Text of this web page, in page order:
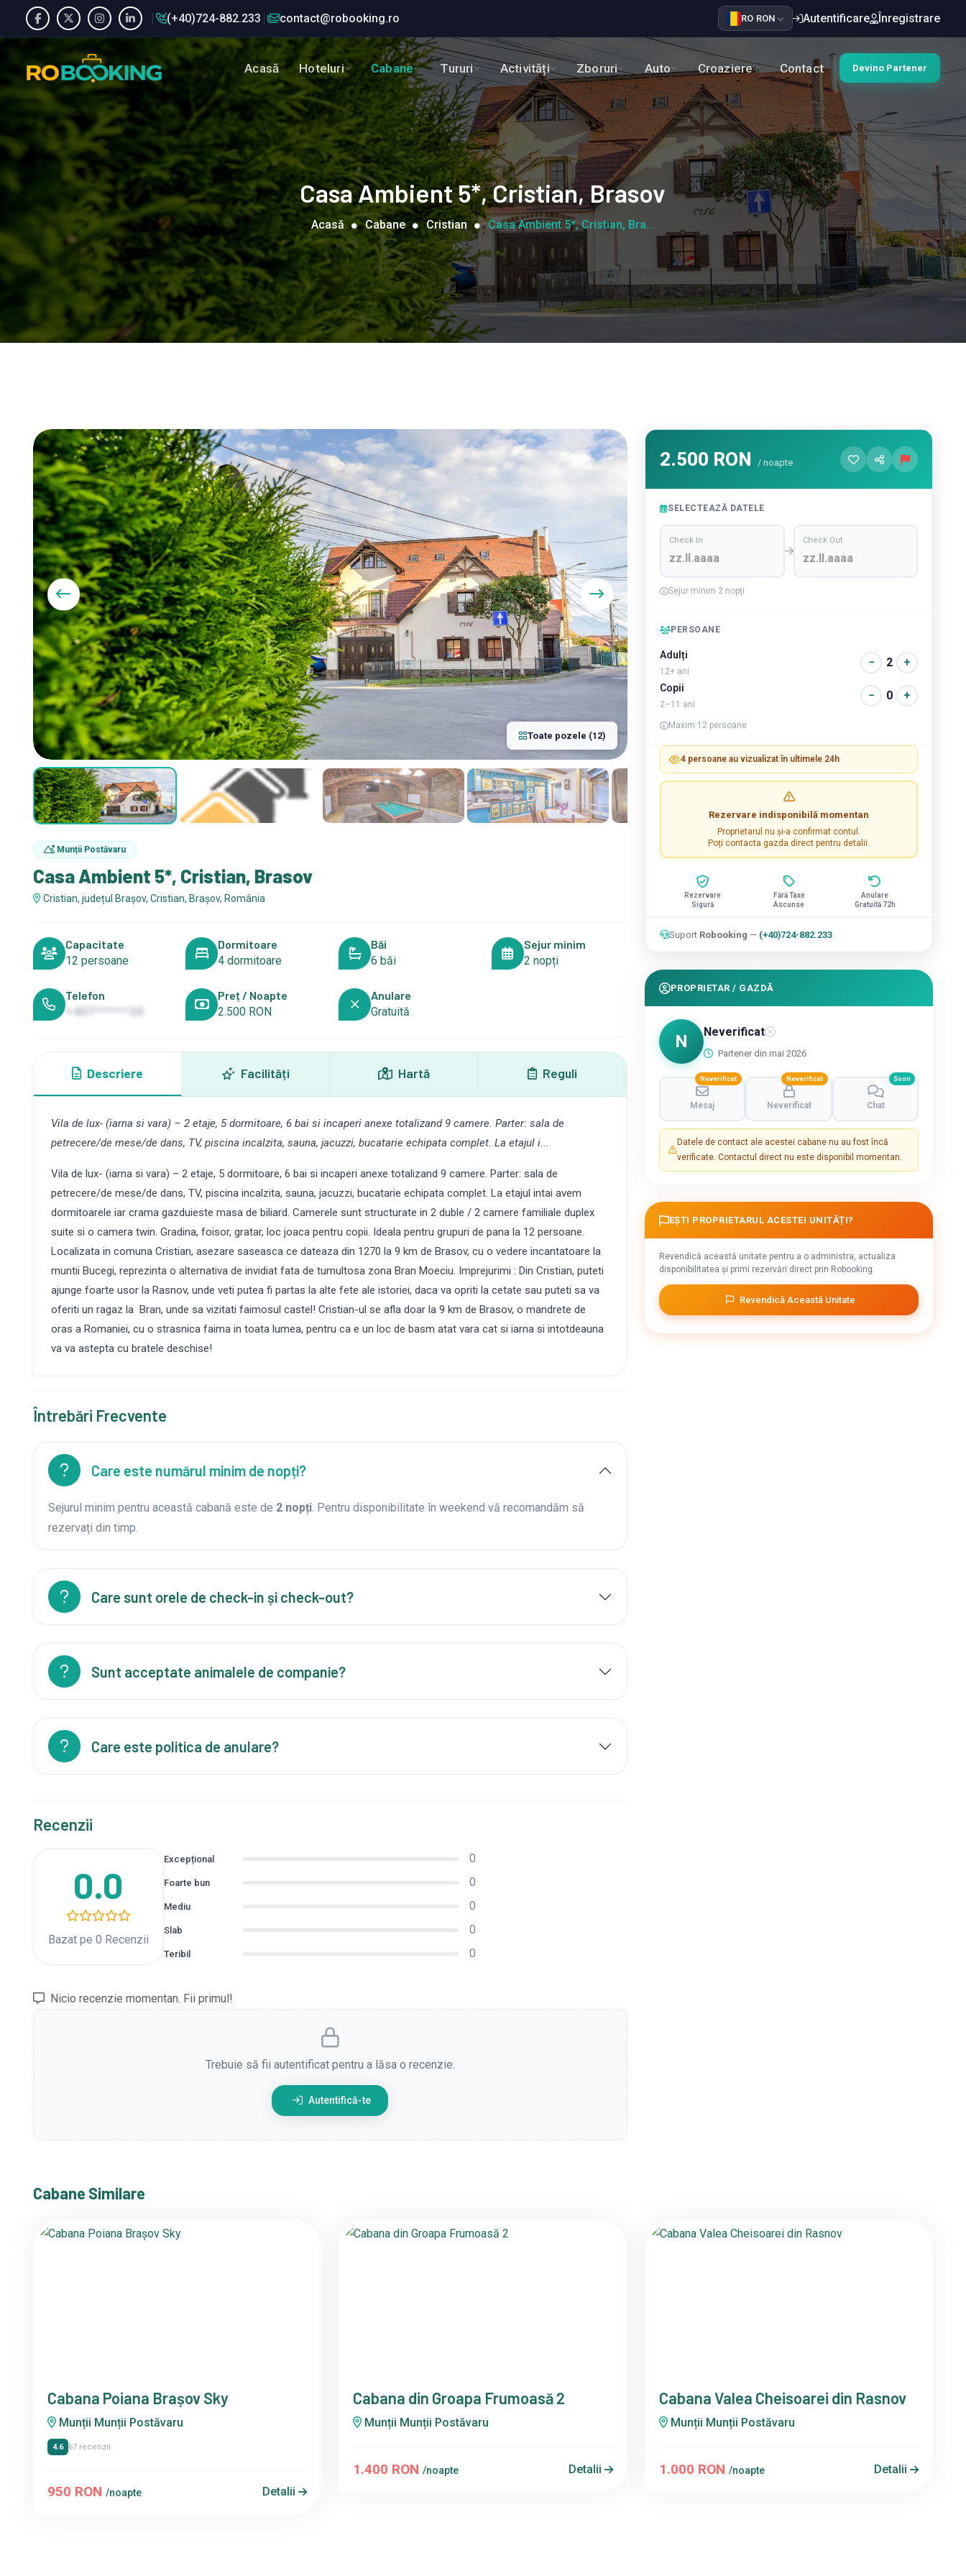
(+40)724-882.233 contact@robooking.ro RO·RON Autentificare Înregistrare
Acasă Hoteluri Cabane Tururi Activități Zboruri Auto Croaziere Contact Devino Partener
Casa Ambient 5*, Cristian, Brasov
Acasă Cabane Cristian Casa Ambient 5*, Cristian, Bra...
Toate pozele (12)
Munții Postăvaru
Casa Ambient 5*, Cristian, Brasov
Cristian, județul Brașov, Cristian, Brașov, România
Capacitate
12 persoane
Dormitoare
4 dormitoare
Băi
6 băi
Sejur minim
2 nopți
Telefon
+407******20
Preț / Noapte
2.500 RON
Anulare
Gratuită
Descriere Facilități Hartă Reguli
Vila de lux- (iarna si vara) – 2 etaje, 5 dormitoare, 6 bai si incaperi anexe totalizand 9 camere. Parter: sala de
petrecere/de mese/de dans, TV, piscina incalzita, sauna, jacuzzi, bucatarie echipata complet. La etajul i...
Vila de lux- (iarna si vara) – 2 etaje, 5 dormitoare, 6 bai si incaperi anexe totalizand 9 camere. Parter: sala de
petrecere/de mese/de dans, TV, piscina incalzita, sauna, jacuzzi, bucatarie echipata complet. La etajul intai avem
dormitoarele iar crama gazduieste masa de biliard. Camerele sunt structurate in 2 duble / 2 camere familiale duplex
suite si o camera twin. Gradina, foisor, gratar, loc joaca pentru copii. Ideala pentru grupuri de pana la 12 persoane.
Localizata in comuna Cristian, asezare saseasca ce dateaza din 1270 la 9 km de Brasov, cu o vedere incantatoare la
muntii Bucegi, reprezinta o alternativa de invidiat fata de tumultosa zona Bran Moeciu. Imprejurimi : Din Cristian, puteti
ajunge foarte usor la Rasnov, unde veti putea fi partas la alte fete ale istoriei, daca va opriti la cetate sau puteti sa va
oferiti un ragaz la Bran, unde sa vizitati faimosul castel! Cristian-ul se afla doar la 9 km de Brasov, o mandrete de
oras a Romaniei, cu o strasnica faima in toata lumea, pentru ca e un loc de basm atat vara cat si iarna si intotdeauna
va va astepta cu bratele deschise!
Întrebări Frecvente
Care este numărul minim de nopți?
Sejurul minim pentru această cabană este de 2 nopți. Pentru disponibilitate în weekend vă recomandăm să
rezervați din timp.
Care sunt orele de check-in și check-out?
Sunt acceptate animalele de companie?
Care este politica de anulare?
Recenzii
0.0
Bazat pe 0 Recenzii
Excepțional 0
Foarte bun 0
Mediu 0
Slab 0
Teribil 0
Nicio recenzie momentan. Fii primul!
Trebuie să fii autentificat pentru a lăsa o recenzie.
Autentifică-te
2.500 RON / noapte
SELECTEAZĂ DATELE
Check In Check Out
Sejur minim 2 nopți
PERSOANE
Adulți
12+ ani
− 2 +
Copii
2–11 ani
− 0 +
Maxim 12 persoane
4 persoane au vizualizat în ultimele 24h
Rezervare indisponibilă momentan
Proprietarul nu și-a confirmat contul.
Poți contacta gazda direct pentru detalii.
Rezervare
Sigură
Fără Taxe
Ascunse
Anulare
Gratuită 72h
Suport Robooking — (+40)724-882.233
PROPRIETAR / GAZDĂ
N Neverificat
Partener din mai 2026
Mesaj
Neverificat
Neverificat
Neverificat
Chat
Soon
Datele de contact ale acestei cabane nu au fost încă
verificate. Contactul direct nu este disponibil momentan.
EȘTI PROPRIETARUL ACESTEI UNITĂȚI?
Revendică această unitate pentru a o administra, actualiza
disponibilitatea și primi rezervări direct prin Robooking.
Revendică Această Unitate
Cabane Similare
Cabana Poiana Brașov Sky
Munții Munții Postăvaru
4.6 67 recenzii
950 RON /noapte Detalii
Cabana din Groapa Frumoasă 2
Munții Munții Postăvaru
1.400 RON/noapte Detalii
Cabana Valea Cheisoarei din Rasnov
Munții Munții Postăvaru
1.000 RON /noapte Detalii